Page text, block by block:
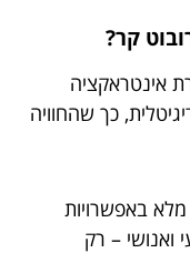
קר?
אינטראקציה
כך שהחוויה
באפשרויות
ואנושי – רק